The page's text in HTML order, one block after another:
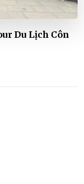
Du Lịch Côn